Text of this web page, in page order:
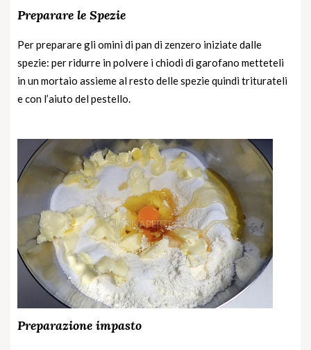
Preparare le Spezie
Per preparare gli omini di pan di zenzero iniziate dalle
spezie: per ridurre in polvere i chiodi di garofano metteteli
in un mortaio assieme al resto delle spezie quindi triturateli
e con l’aiuto del pestello.
Preparazione impasto